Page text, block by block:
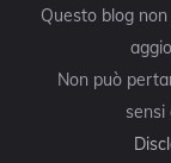
Questo blog
Non può
sensi